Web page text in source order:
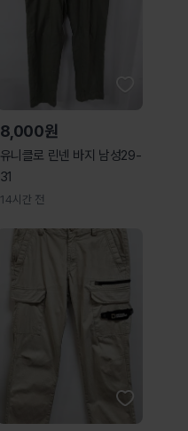
8,000원
유니클로 린넨 바지 남성29-
31
14시간 전